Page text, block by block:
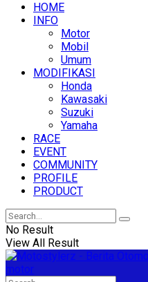
HOME
INFO
Motor
Mobil
Umum
MODIFIKASI
Honda
Kawasaki
Suzuki
Yamaha
RACE
EVENT
COMMUNITY
PROFILE
PRODUCT
No Result
View All Result